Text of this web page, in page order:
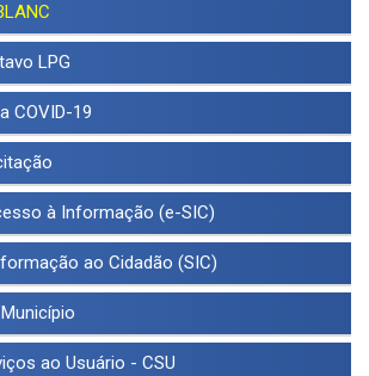
LPG
COVID-19
à Informação (e-SIC)
ao Cidadão (SIC)
ao Usuário - CSU